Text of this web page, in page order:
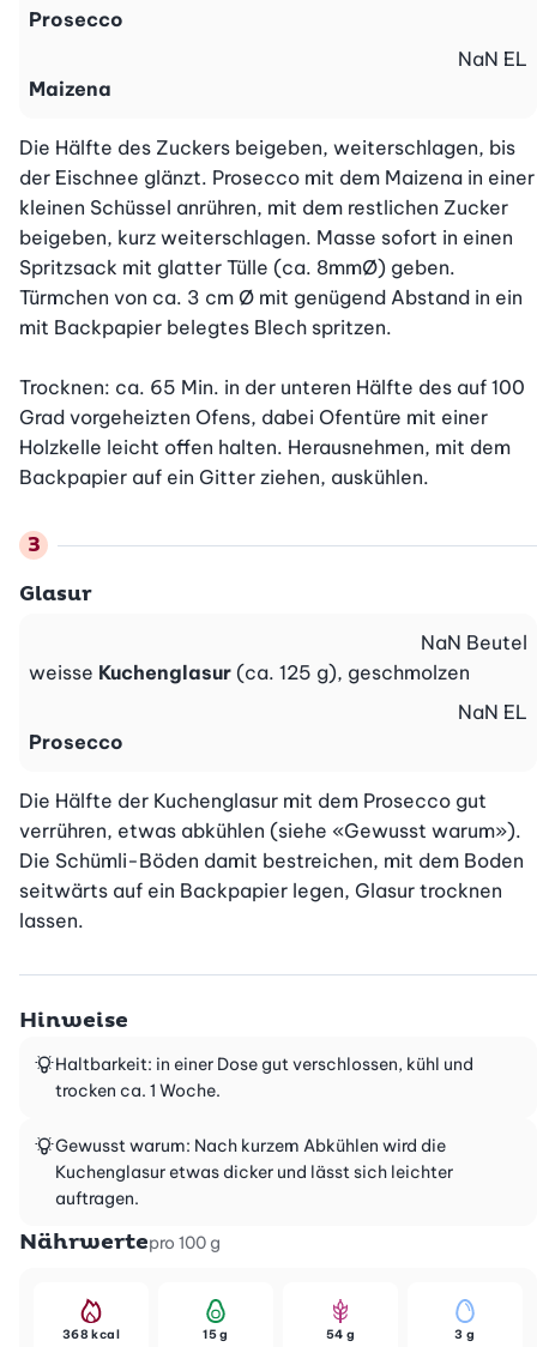
Prosecco
Maizena
NaN EL
Die Hälfte des Zuckers beigeben, weiterschlagen, bis
der Eischnee glänzt. Prosecco mit dem Maizena in einer
kleinen Schüssel anrühren, mit dem restlichen Zucker
beigeben, kurz weiterschlagen. Masse sofort in einen
Spritzsack mit glatter Tülle (ca. 8mmØ) geben.
Türmchen von ca. 3 cm Ø mit genügend Abstand in ein
mit Backpapier belegtes Blech spritzen.
Trocknen: ca. 65 Min. in der unteren Hälfte des auf 100
Grad vorgeheizten Ofens, dabei Ofentüre mit einer
Holzkelle leicht offen halten. Herausnehmen, mit dem
Backpapier auf ein Gitter ziehen, auskühlen.
Glasur
weisse Kuchenglasur (ca. 125 g), geschmolzen
NaN Beutel
Prosecco
NaN EL
Die Hälfte der Kuchenglasur mit dem Prosecco gut
verrühren, etwas abkühlen (siehe «Gewusst warum»).
Die Schümli-Böden damit bestreichen, mit dem Boden
seitwärts auf ein Backpapier legen, Glasur trocknen
lassen.
Hinweise
Haltbarkeit: in einer Dose gut verschlossen, kühl und
trocken ca. 1 Woche.
Gewusst warum: Nach kurzem Abkühlen wird die
Kuchenglasur etwas dicker und lässt sich leichter
auftragen.
Nährwertepro 100 g
368 kcal 15 g 54 g 3 g